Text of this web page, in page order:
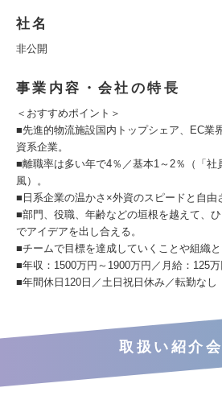
社名
非公開
事業内容・会社の特長
＜おすすめポイント＞
■先進的物流施設国内トップシェア、EC業
資系企業。
■離職率は多い年で4％／基本1～2％（「社
風）。
■日系企業の温かさ×外資のスピードと自由
■部門、役職、年齢などの垣根を越えて、
でアイデアを出し合える。
■チームで目標を達成していくことや組織と
■年収：1500万円～1900万円／月給：125
■年間休日120日／土日祝日休み／転勤なし
取扱い紹介